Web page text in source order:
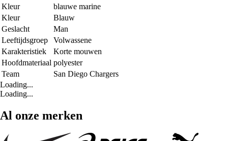
Kleur
blauwe marine
Kleur
Blauw
Geslacht
Man
Leeftijdsgroep
Volwassene
Karakteristiek
Korte mouwen
Hoofdmateriaal polyester
Team
San Diego Chargers
Loading...
Loading...
Al onze merken